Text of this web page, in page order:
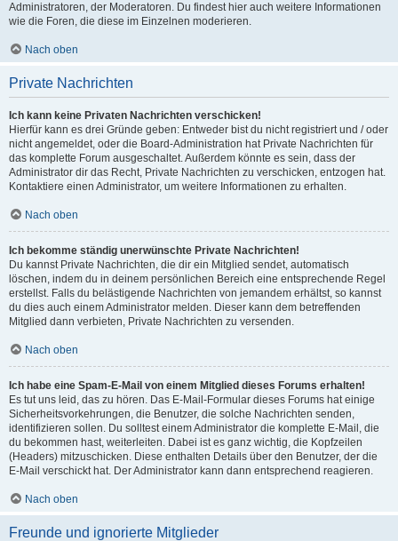
Administratoren, der Moderatoren. Du findest hier auch weitere Informationen
wie die Foren, die diese im Einzelnen moderieren.
Nach oben
Private Nachrichten
Ich kann keine Privaten Nachrichten verschicken!
Hierfür kann es drei Gründe geben: Entweder bist du nicht registriert und / oder
nicht angemeldet, oder die Board-Administration hat Private Nachrichten für
das komplette Forum ausgeschaltet. Außerdem könnte es sein, dass der
Administrator dir das Recht, Private Nachrichten zu verschicken, entzogen hat.
Kontaktiere einen Administrator, um weitere Informationen zu erhalten.
Nach oben
Ich bekomme ständig unerwünschte Private Nachrichten!
Du kannst Private Nachrichten, die dir ein Mitglied sendet, automatisch
löschen, indem du in deinem persönlichen Bereich eine entsprechende Regel
erstellst. Falls du belästigende Nachrichten von jemandem erhältst, so kannst
du dies auch einem Administrator melden. Dieser kann dem betreffenden
Mitglied dann verbieten, Private Nachrichten zu versenden.
Nach oben
Ich habe eine Spam-E-Mail von einem Mitglied dieses Forums erhalten!
Es tut uns leid, das zu hören. Das E-Mail-Formular dieses Forums hat einige
Sicherheitsvorkehrungen, die Benutzer, die solche Nachrichten senden,
identifizieren sollen. Du solltest einem Administrator die komplette E-Mail, die
du bekommen hast, weiterleiten. Dabei ist es ganz wichtig, die Kopfzeilen
(Headers) mitzuschicken. Diese enthalten Details über den Benutzer, der die
E-Mail verschickt hat. Der Administrator kann dann entsprechend reagieren.
Nach oben
Freunde und ignorierte Mitglieder